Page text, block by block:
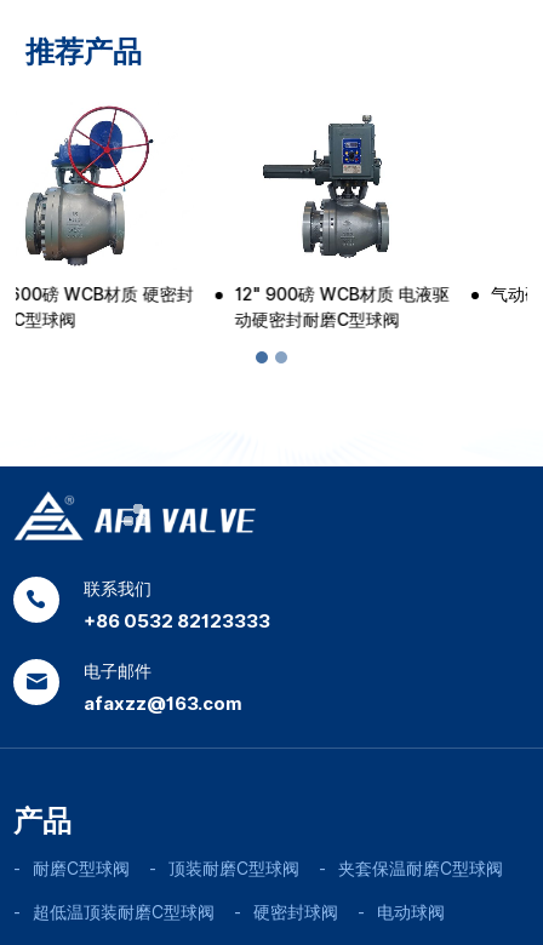
推荐产品
18" 600磅 硬密封耐磨C型球
阀
16" 600磅 WCB材质 硬密封
耐磨C型球阀
联系我们
+86 0532 82123333
电子邮件
afaxzz@163.com
产品
耐磨C型球阀 顶装耐磨C型球阀 夹套保温耐磨C型球阀
超低温顶装耐磨C型球阀 硬密封球阀 电动球阀